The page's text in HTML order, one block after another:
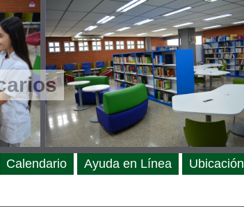
Calendario Ayuda en Línea Ubicación